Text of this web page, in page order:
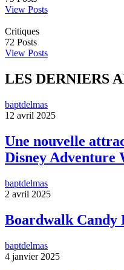
View Posts
Critiques
72 Posts
View Posts
LES DERNIERS
baptdelmas
12 avril 2025
Une nouvelle
Disney Adventure
baptdelmas
2 avril 2025
Boardwalk Candy
baptdelmas
4 janvier 2025